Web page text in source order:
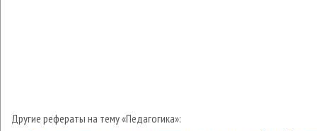
Другие рефераты на тему «Педагогика»: